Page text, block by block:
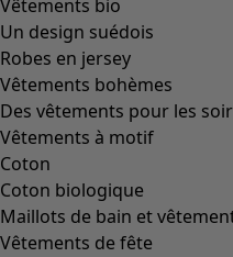
Vêtements bio
Un design suédois
Robes en jersey
Vêtements bohèmes
Des vêtements pour les
Vêtements à motif
Coton
Coton biologique
Maillots de bain et
Vêtements de fête